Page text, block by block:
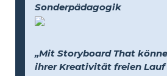
Sonderpädagogik
„Mit Storyboard That
ihrer Kreativität freien Lauf